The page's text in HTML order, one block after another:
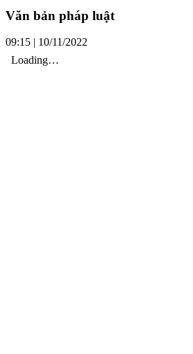
Văn bản pháp luật
09:15 | 10/11/2022